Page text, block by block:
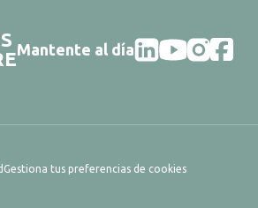
Mantente al día
Gestiona tus preferencias de cookies